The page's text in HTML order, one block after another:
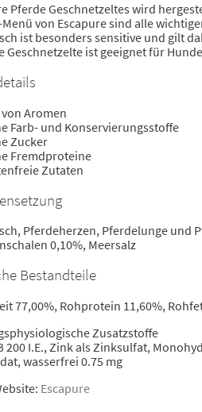
Pferde Geschnetzeltes wird
von Escapure sind alle
ist besonders sensitive und gilt
Geschnetzelte ist geeignet für
Aromen
Farb- und Konservierungsstoffe
Zucker
Fremdproteine
Zutaten
Pferdeherzen, Pferdelunge und
0,10%, Meersalz
Bestandteile
77,00%, Rohprotein 11,60%,
Zusatzstoffe
200 I.E., Zink als Zinksulfat,
wasserfrei 0.75 mg
Escapure